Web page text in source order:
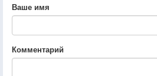
Ваше имя
Комментарий